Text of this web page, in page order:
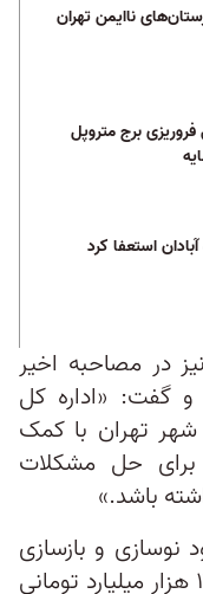
ناایمن تهران
برج متروپل
استعفا کرد
در مصاحبه اخیر
گفت: «اداره کل
تهران با کمک
برای حل مشکلات
باشد.»
نوسازی و بازسازی
مدارس فرسوده ایران به بودجه ۱۲۰ هزار میلیارد تومانی